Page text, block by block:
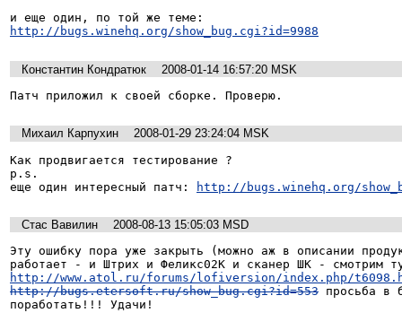
http://bugs.winehq.org/show_bug.cgi?id=9988
Константин Кондратюк
2008-01-14 16:57:20 MSK
Патч приложил к своей сборке. Проверю.
Михаил Карпухин
2008-01-29 23:24:04 MSK
Как продвигается тестирование ?
p.s.
еще один интересный патч:
http://bugs.winehq.org/
Стас Вавилин
2008-08-13 15:05:03 MSD
Эту ошибку пора уже закрыть (можно аж в описании
http://www.atol.ru/forums/lofiversion/index.php/
http://bugs.etersoft.ru/show_bug.cgi?id=553 просьба в
поработать!!! Удачи!